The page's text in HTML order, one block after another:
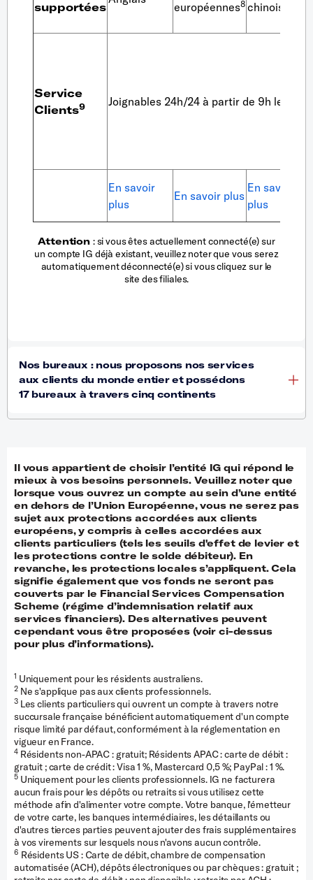
supportées européennes8 chinois
Service
Clients9 Joignables 24h/24 à partir de 9h le
En savoir
plus
En savoir plus
En savoir
plus
Attention : si vous êtes actuellement connecté(e) sur
un compte IG déjà existant, veuillez noter que vous serez
automatiquement déconnecté(e) si vous cliquez sur le
site des filiales.
Il vous appartient de choisir l’entité IG qui répond le
mieux à vos besoins personnels. Veuillez noter que
lorsque vous ouvrez un compte au sein d’une entité
en dehors de l’Union Européenne, vous ne serez pas
sujet aux protections accordées aux clients
européens, y compris à celles accordées aux
clients particuliers (tels les seuils d'effet de levier et
les protections contre le solde débiteur). En
revanche, les protections locales s’appliquent. Cela
signifie également que vos fonds ne seront pas
couverts par le Financial Services Compensation
Scheme (régime d’indemnisation relatif aux
services financiers). Des alternatives peuvent
cependant vous être proposées (voir ci-dessus
pour plus d’informations).
1 Uniquement pour les résidents australiens.
2 Ne s'applique pas aux clients professionnels.
3Les clients particuliers qui ouvrent un compte à travers notre
succursale française bénéficient automatiquement d'un compte
risque limité par défaut, conformément à la réglementation en
vigueur en France.
4Résidents non-APAC : gratuit; Résidents APAC : carte de débit :
gratuit ; carte de crédit : Visa 1 %, Mastercard 0,5 %; PayPal : 1 %.
5Uniquement pour les clients professionnels. IG ne facturera
aucun frais pour les dépôts ou retraits si vous utilisez cette
méthode afin d'alimenter votre compte. Votre banque, l'émetteur
de votre carte, les banques intermédiaires, les détaillants ou
d'autres tierces parties peuvent ajouter des frais supplémentaires
à vos virements sur lesquels nous n'avons aucun contrôle.
6 Résidents US : Carte de débit, chambre de compensation
automatisée (ACH), dépôts électroniques ou par chèques : gratuit ;